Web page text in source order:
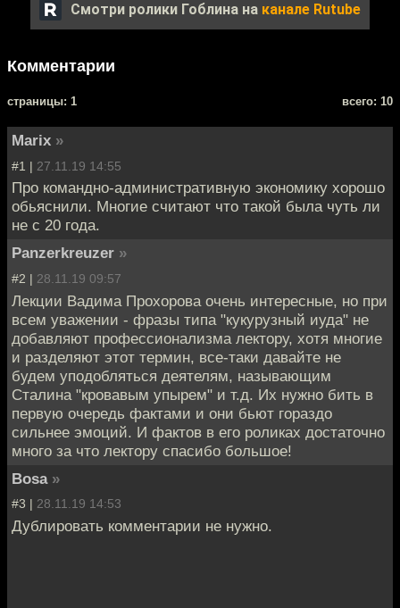
Смотри ролики Гоблина на канале Rutube
Комментарии
cтраницы: 1 всего: 10
Marix »
#1 | 27.11.19 14:55
Про командно-административную экономику хорошо
обьяснили. Многие считают что такой была чуть ли
не с 20 года.
Panzerkreuzer »
#2 | 28.11.19 09:57
Лекции Вадима Прохорова очень интересные, но при
всем уважении - фразы типа "кукурузный иуда" не
добавляют профессионализма лектору, хотя многие
и разделяют этот термин, все-таки давайте не
будем уподобляться деятелям, называющим
Сталина "кровавым упырем" и т.д. Их нужно бить в
первую очередь фактами и они бьют гораздо
сильнее эмоций. И фактов в его роликах достаточно
много за что лектору спасибо большое!
Bosa »
#3 | 28.11.19 14:53
Дублировать комментарии не нужно.